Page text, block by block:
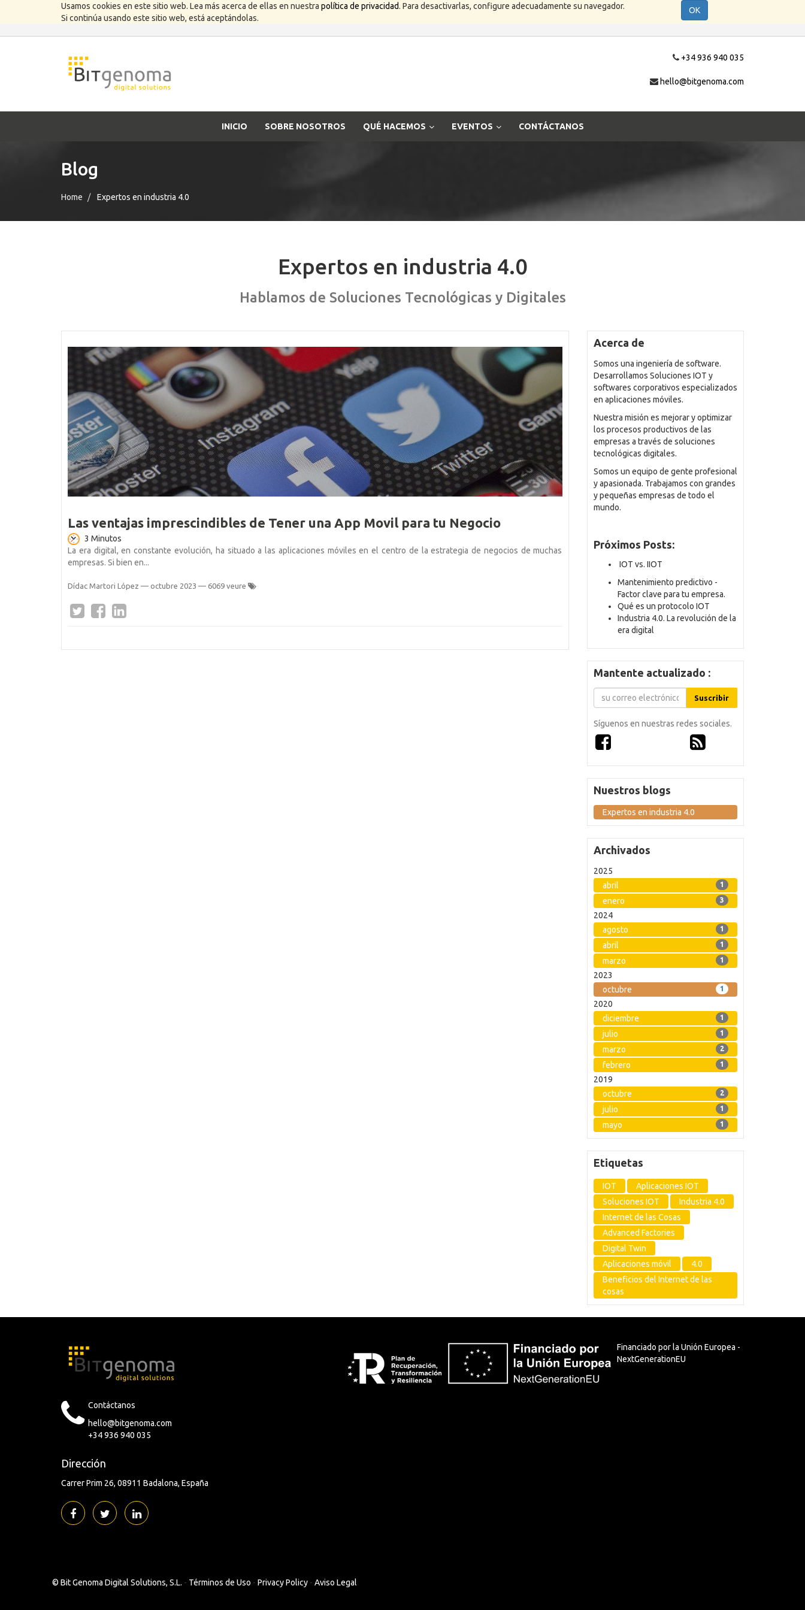
Usamos cookies en este sitio web. Lea más acerca de ellas en nuestra política de privacidad. Para desactivarlas, configure adecuadamente su navegador.
Si continúa usando este sitio web, está aceptándolas.
OK
+34 936 940 035
hello@bitgenoma.com
INICIO SOBRE NOSOTROS QUÉ HACEMOS EVENTOS CONTÁCTANOS
Blog
Home Expertos en industria 4.0
Expertos en industria 4.0
Hablamos de Soluciones Tecnológicas y Digitales
Las ventajas imprescindibles de Tener una App Movil para tu Negocio
3 Minutos
La era digital, en constante evolución, ha situado a las aplicaciones móviles en el centro de la estrategia de negocios de muchas
empresas. Si bien en...
Dídac Martori López — octubre 2023 — 6069 veure
Acerca de
Somos una ingeniería de software.
Desarrollamos Soluciones IOT y
softwares corporativos especializados
en aplicaciones móviles.
Nuestra misión es mejorar y optimizar
los procesos productivos de las
empresas a través de soluciones
tecnológicas digitales.
Somos un equipo de gente profesional
y apasionada. Trabajamos con grandes
y pequeñas empresas de todo el
mundo.
Próximos Posts:
IOT vs. IIOT
Mantenimiento predictivo -
Factor clave para tu empresa.
Qué es un protocolo IOT
Industria 4.0. La revolución de la
era digital
Mantente actualizado :
Suscribir
Síguenos en nuestras redes sociales.
Nuestros blogs
Expertos en industria 4.0
Archivados
2025
abril
1
enero 3
2024
agosto
1
abril 1
marzo 1
2023
octubre
1
2020
diciembre
1
julio 1
marzo 2
febrero 1
2019
octubre
2
julio 1
mayo 1
Etiquetas
IOT
Aplicaciones IOT
Soluciones IOT
Industria 4.0
Internet de las Cosas
Advanced Factories
Digital Twin
Aplicaciones móvil
4.0
Beneficios del Internet de las
cosas
Contáctanos
hello@bitgenoma.com
+34 936 940 035
Dirección
Carrer Prim 26 08911 Badalona España
Financiado por la Unión Europea -
NextGenerationEU
© Bit Genoma Digital Solutions, S.L. - Términos de Uso - Privacy Policy - Aviso Legal